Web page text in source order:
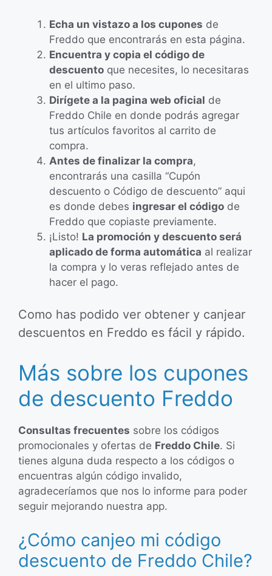
Echa un vistazo a los cupones de
Freddo que encontrarás en esta página.
Encuentra y copia el código de
descuento que necesites, lo necesitaras
en el ultimo paso.
Dirígete a la pagina web oficial de
Freddo Chile en donde podrás agregar
tus artículos favoritos al carrito de
compra.
Antes de finalizar la compra,
encontrarás una casilla “Cupón
descuento o Código de descuento” aqui
es donde debes ingresar el código de
Freddo que copiaste previamente.
¡Listo! La promoción y descuento será
aplicado de forma automática al realizar
la compra y lo veras reflejado antes de
hacer el pago.
Como has podido ver obtener y canjear
descuentos en Freddo es fácil y rápido.
Más sobre los cupones
de descuento Freddo
Consultas frecuentes sobre los códigos
promocionales y ofertas de Freddo Chile. Si
tienes alguna duda respecto a los códigos o
encuentras algún código invalido,
agradeceríamos que nos lo informe para poder
seguir mejorando nuestra app.
¿Cómo canjeo mi código
descuento de Freddo Chile?